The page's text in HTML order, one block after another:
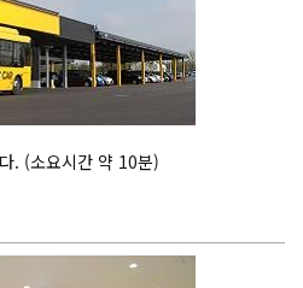
. (소요시간 약 10분)